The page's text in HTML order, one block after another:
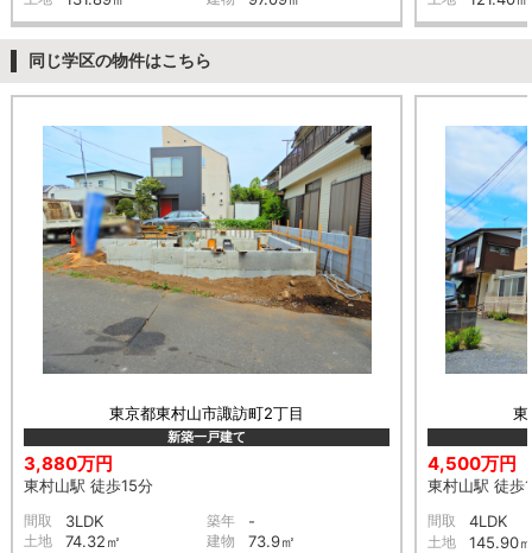
同じ学区の物件はこちら
東京都東村山市諏訪町2丁目
新築一戸建て
3,880万円
東村山駅 徒歩15分
間取 3LDK 築年 -
土地 74.32㎡ 建物 73.9㎡
東
4,500万円
東村山駅 徒歩
間取 4LDK
土地 145.90